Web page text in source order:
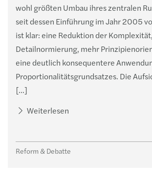
wohl größten Umbau ihres zentralen
seit dessen Einführung im Jahr 2005
ist klar: eine Reduktion der
Detailnormierung, mehr
eine deutlich konsequentere
Proportionalitätsgrundsatzes. Die
[…]
Weiterlesen
Reform & Debatte